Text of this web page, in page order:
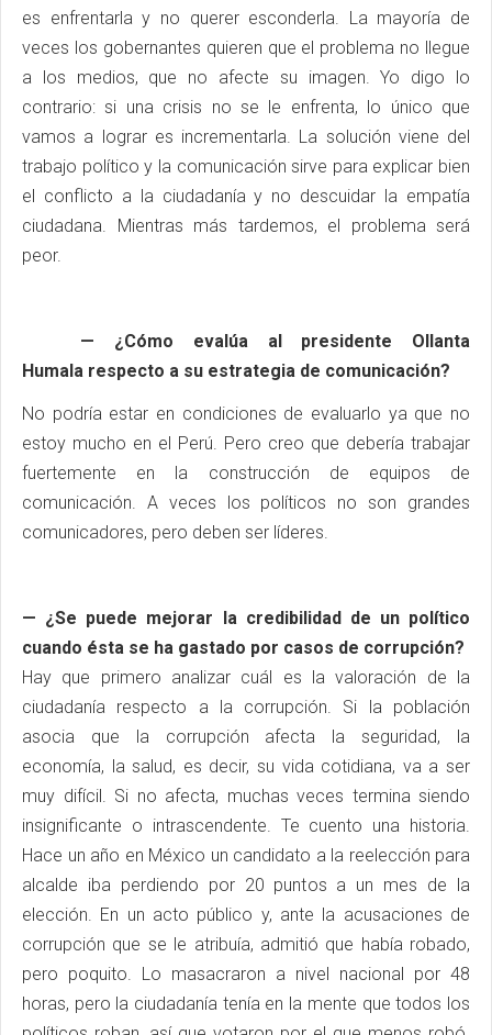
es enfrentarla y no querer esconderla. La mayoría de
veces los gobernantes quieren que el problema no llegue
a los medios, que no afecte su imagen. Yo digo lo
contrario: si una crisis no se le enfrenta, lo único que
vamos a lograr es incrementarla. La solución viene del
trabajo político y la comunicación sirve para explicar bien
el conflicto a la ciudadanía y no descuidar la empatía
ciudadana. Mientras más tardemos, el problema será
peor.
— ¿Cómo evalúa al presidente Ollanta
Humala respecto a su estrategia de comunicación?
No podría estar en condiciones de evaluarlo ya que no
estoy mucho en el Perú. Pero creo que debería trabajar
fuertemente en la construcción de equipos de
comunicación. A veces los políticos no son grandes
comunicadores, pero deben ser líderes.
— ¿Se puede mejorar la credibilidad de un político
cuando ésta se ha gastado por casos de corrupción?
Hay que primero analizar cuál es la valoración de la
ciudadanía respecto a la corrupción. Si la población
asocia que la corrupción afecta la seguridad, la
economía, la salud, es decir, su vida cotidiana, va a ser
muy difícil. Si no afecta, muchas veces termina siendo
insignificante o intrascendente. Te cuento una historia.
Hace un año en México un candidato a la reelección para
alcalde iba perdiendo por 20 puntos a un mes de la
elección. En un acto público y, ante la acusaciones de
corrupción que se le atribuía, admitió que había robado,
pero poquito. Lo masacraron a nivel nacional por 48
horas, pero la ciudadanía tenía en la mente que todos los